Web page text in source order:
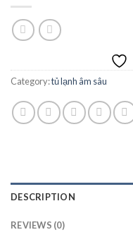
Category:tủ lạnh âm sâu
DESCRIPTION
REVIEWS (0)